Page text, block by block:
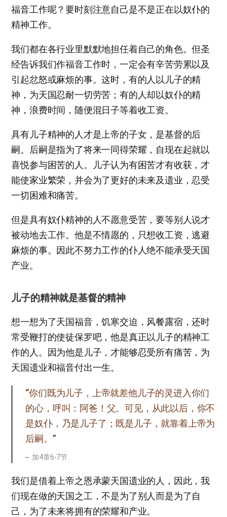
福音工作呢？要时刻注意自己是不是正在以奴仆的
精神工作。
我们都在各行业里默默地担任着自己的角色。但圣
经告诉我们作福音工作时，一定会有辛苦劳累以及
引起忿怒或麻烦的事。这时，有的人以儿子的精
神，为天国忍耐一切劳苦；有的人却以奴仆的精
神，浪费时间，随便混日子等着收工资。
具有儿子精神的人才是上帝的子女，是基督的后
嗣。后嗣是指为了将来一同得荣耀，自现在起就以
喜悦参与困苦的人。儿子认为有困苦才有收获，才
能使家业繁荣，并会为了更好的未来及遗业，忍受
一切困难和痛苦。
但是具有奴仆精神的人不愿意受苦，要等别人说才
被动地去工作。他是不情愿的，只想收工资，逃避
麻烦的事。因此不努力工作的仆人绝不能承受天国
产业。
儿子的精神就是基督的精神
想一想为了天国福音，饥寒交迫，风餐露宿，还时
常受鞭打的使徒保罗吧，他是真正以儿子的精神工
作的人。因为他是儿子，才能够忍受所有痛苦，为
天国遗业和福音付出一生。
“你们既为儿子，上帝就差他儿子的灵进入你们
的心，呼叫：阿爸！父。可见，从此以后，你不
是奴仆，乃是儿子了；既是儿子，就靠着上帝为
后嗣。”
加4章6-7节
我们是借着上帝之恩承蒙天国遗业的人，因此，我
们现在做的天国之工，不是为了别人而是为了自
己，为了未来将拥有的荣耀和产业。